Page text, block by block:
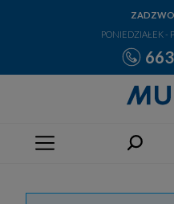
PONIEDZIAŁEK -